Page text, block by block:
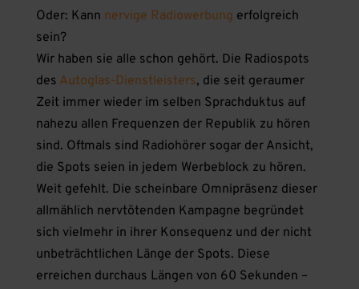
Oder: Kann nervige Radiowerbung erfolgreich
sein?
Wir haben sie alle schon gehört. Die Radiospots
des Autoglas-Dienstleisters, die seit geraumer
Zeit immer wieder im selben Sprachduktus auf
nahezu allen Frequenzen der Republik zu hören
sind. Oftmals sind Radiohörer sogar der Ansicht,
die Spots seien in jedem Werbeblock zu hören.
Weit gefehlt. Die scheinbare Omnipräsenz dieser
allmählich nervtötenden Kampagne begründet
sich vielmehr in ihrer Konsequenz und der nicht
unbeträchtlichen Länge der Spots. Diese
erreichen durchaus Längen von 60 Sekunden –